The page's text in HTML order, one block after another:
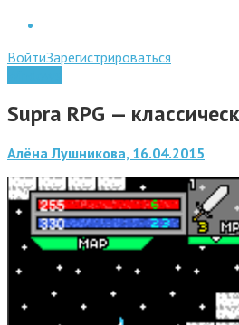
ВойтиЗарегистрироваться
Supra RPG —
Алёна Лушникова, 16.04.2015